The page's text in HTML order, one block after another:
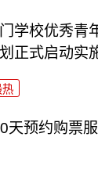
学校优秀青
正式启动实
热
天预约购票